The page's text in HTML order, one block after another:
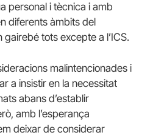
personal i tècnica i amb
diferents àmbits del
tots excepte a l’ICS.
malintencionades i
a insistir en la necessitat
abans d’establir
amb l’esperança
deixar de considerar